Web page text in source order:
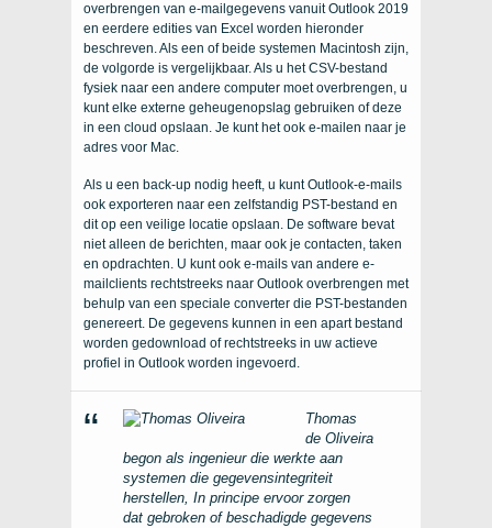
overbrengen van e-mailgegevens vanuit Outlook 2019
en eerdere edities van Excel worden hieronder
beschreven. Als een of beide systemen Macintosh zijn,
de volgorde is vergelijkbaar. Als u het CSV-bestand
fysiek naar een andere computer moet overbrengen, u
kunt elke externe geheugenopslag gebruiken of deze
in een cloud opslaan. Je kunt het ook e-mailen naar je
adres voor Mac.
Als u een back-up nodig heeft, u kunt Outlook-e-mails
ook exporteren naar een zelfstandig PST-bestand en
dit op een veilige locatie opslaan. De software bevat
niet alleen de berichten, maar ook je contacten, taken
en opdrachten. U kunt ook e-mails van andere e-
mailclients rechtstreeks naar Outlook overbrengen met
behulp van een speciale converter die PST-bestanden
genereert. De gegevens kunnen in een apart bestand
worden gedownload of rechtstreeks in uw actieve
profiel in Outlook worden ingevoerd.
Thomas
de Oliveira
begon als ingenieur die werkte aan
systemen die gegevensintegriteit
herstellen, In principe ervoor zorgen
dat gebroken of beschadigde gegevens